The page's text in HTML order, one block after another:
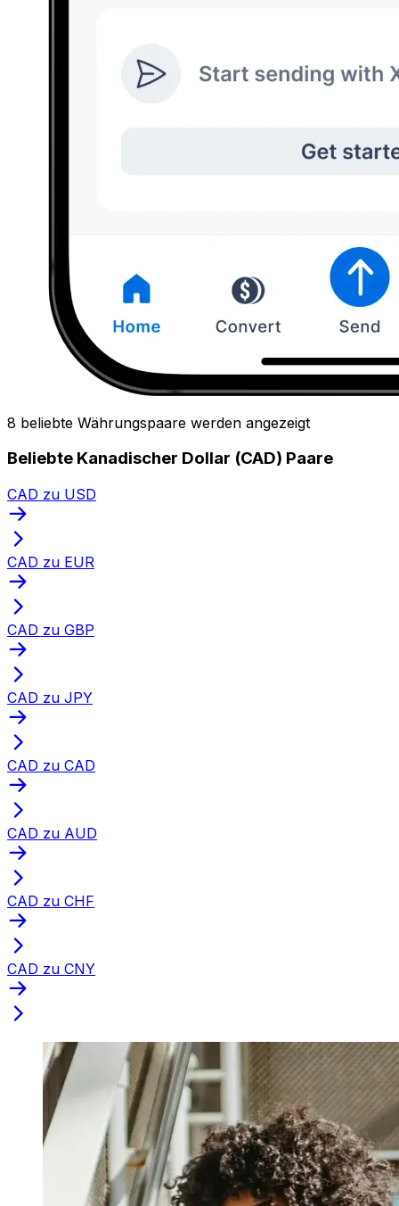
8 beliebte Währungspaare werden angezeigt
Beliebte Kanadischer Dollar (CAD) Paare
CAD zu USD
CAD zu EUR
CAD zu GBP
CAD zu JPY
CAD zu CAD
CAD zu AUD
CAD zu CHF
CAD zu CNY